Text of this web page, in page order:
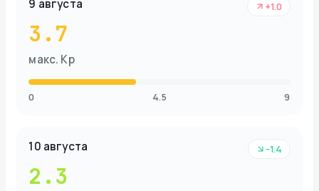
9 августа
3.7
макс. Kp
+1.0
0 4.5 9
10 августа
2.3
-1.4